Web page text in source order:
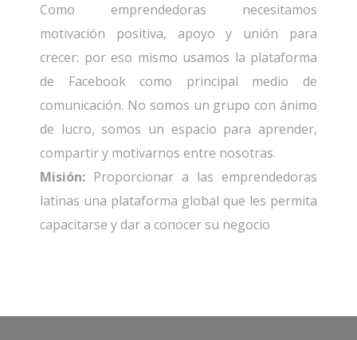
Como emprendedoras necesitamos
motivación positiva, apoyo y unión para
crecer: por eso mismo usamos la plataforma
de Facebook como principal medio de
comunicación. No somos un grupo con ánimo
de lucro, somos un espacio para aprender,
compartir y motivarnos entre nosotras.
Misión: Proporcionar a las emprendedoras
latinas una plataforma global que les permita
capacitarse y dar a conocer su negocio